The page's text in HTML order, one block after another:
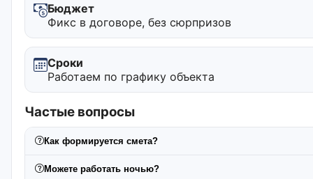
Бюджет
Фикс в договоре, без сюрпризов
Сроки
Работаем по графику объекта
Частые вопросы
Как формируется смета?
Можете работать ночью?